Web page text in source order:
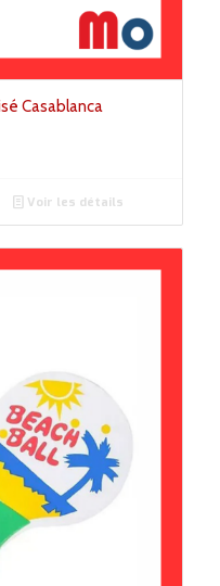
Casablanca
Voir les détails